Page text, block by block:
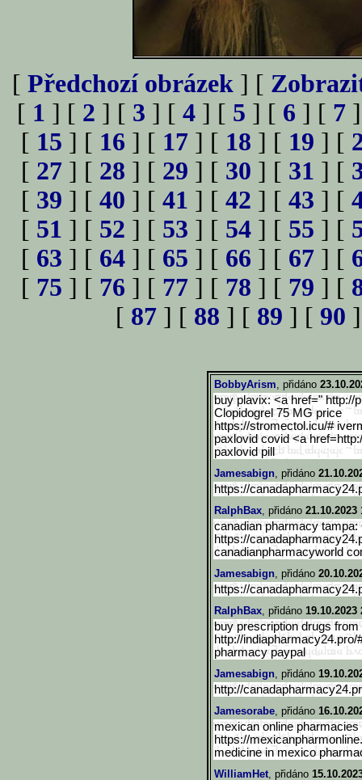
[ Předchozí obrázek ] [
[ 1 ] [ 2 ] [ 3 ] [ 4 ] [ 5 ] [ 6 ] [ 7
[ 15 ] [ 16 ] [ 17 ] [ 18 ] [ 19 ] [
[ 27 ] [ 28 ] [ 29 ] [ 30 ] [ 31 ] [
[ 39 ] [ 40 ] [ 41 ] [ 42 ] [ 43 ] [
[ 51 ] [ 52 ] [ 53 ] [ 54 ] [ 55 ] [
[ 63 ] [ 64 ] [ 65 ] [ 66 ] [ 67 ] [
[ 75 ] [ 76 ] [ 77 ] [ 78 ] [ 79 ] [
[ 87 ] [ 88 ] [ 89 ] [ 90
BobbyArism, přidáno
buy plavix: <a href=" http://
Clopidogrel 75 MG price
https://stromectol.icu/#
paxlovid covid <a
paxlovid pill
Jamesabign, přidáno
https://
RalphBax, přidáno 21.10.2023
canadian pharmacy tampa:
https://
canadianpharmacyworld
Jamesabign, přidáno
https://
RalphBax, přidáno 19.10.2023
buy prescription drugs from
http://
pharmacy paypal
Jamesabign, přidáno
http://
Jamesorabe, přidáno
mexican online
https://
medicine in mexico
WilliamHet, přidáno